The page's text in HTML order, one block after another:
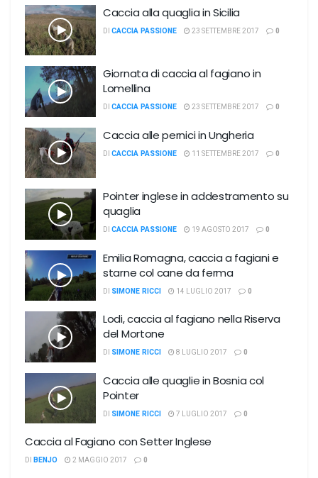
Caccia alla quaglia in Sicilia
DI CACCIA PASSIONE 23 SETTEMBRE 2017 0
Giornata di caccia al fagiano in
Lomellina
DI CACCIA PASSIONE 23 SETTEMBRE 2017 0
Caccia alle pernici in Ungheria
DI CACCIA PASSIONE 11 SETTEMBRE 2017 0
Pointer inglese in addestramento su
quaglia
DI CACCIA PASSIONE 19 AGOSTO 2017 0
Emilia Romagna, caccia a fagiani e
starne col cane da ferma
DI SIMONE RICCI 14 LUGLIO 2017 0
Lodi, caccia al fagiano nella Riserva
del Mortone
DI SIMONE RICCI 8 LUGLIO 2017 0
Caccia alle quaglie in Bosnia col
Pointer
DI SIMONE RICCI 7 LUGLIO 2017 0
Caccia al Fagiano con Setter Inglese
DI BENJO 2 MAGGIO 2017 0